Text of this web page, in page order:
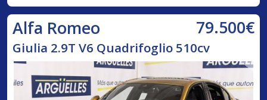
Alfa Romeo 79.500€
Giulia 2.9T V6 Quadrifoglio 510cv